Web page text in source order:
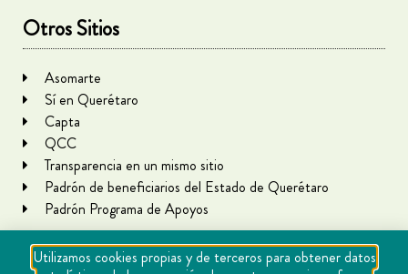
Otros Sitios
Asomarte
Sí en Querétaro
Capta
QCC
Transparencia en un mismo sitio
Padrón de beneficiarios del Estado de Querétaro
Padrón Programa de Apoyos
Utilizamos cookies propias y de terceros para obtener datos